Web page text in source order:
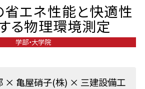
エネ性能と快適性
る物理環境測定
学部・大学院
× 亀屋硝子(株) × 三建設備工